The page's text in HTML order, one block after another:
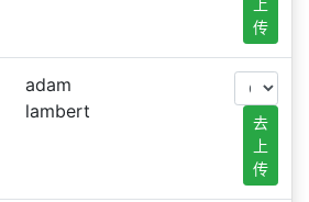
上
传
adam
lambert
去
上
传